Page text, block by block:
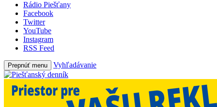
Rádio Piešťany
Facebook
Twitter
YouTube
Instagram
RSS Feed
Prepnúť menu Vyhľadávanie